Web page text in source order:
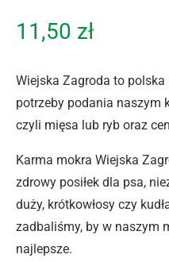
11,50 zł
Wiejska Zagroda to polska
potrzeby podania naszym
czyli mięsa lub ryb oraz
Karma mokra Wiejska
zdrowy posiłek dla psa,
duży, krótkowłosy czy
zadbaliśmy, by w naszym
najlepsze.